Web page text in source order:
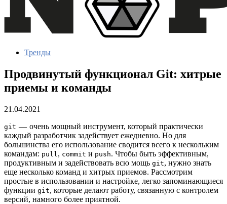
Тренды
Продвинутый функционал Git: хитрые
приемы и команды
21.04.2021
git — очень мощный инструмент, который практически
каждый разработчик задействует ежедневно. Но для
большинства его использование сводится всего к нескольким
командам: pull , commit и push. Чтобы быть эффективным,
продуктивным и задействовать всю мощь git, нужно знать
еще несколько команд и хитрых приемов. Рассмотрим
простые в использовании и настройке, легко запоминающиеся
функции git, которые делают работу, связанную с контролем
версий, намного более приятной.